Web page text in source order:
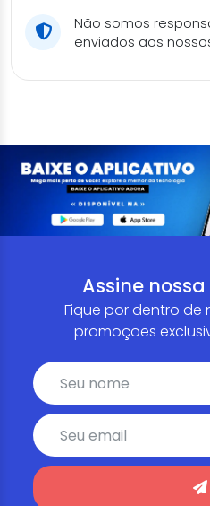
Não somos
enviados aos
Assine
Fique por dentro de
promoções